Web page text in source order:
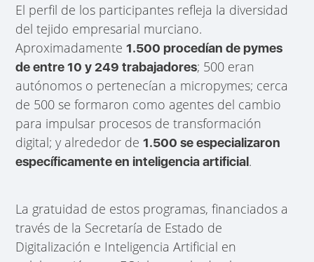
El perfil de los participantes refleja la diversidad
del tejido empresarial murciano.
Aproximadamente1.500 procedían de pymes
de entre 10 y 249 trabajadores; 500 eran
autónomos o pertenecían a micropymes; cerca
de 500 se formaron como agentes del cambio
para impulsar procesos de transformación
digital; y alrededor de1.500 se especializaron
específicamente en inteligencia artificial.
La gratuidad de estos programas, financiados a
través de la Secretaría de Estado de
Digitalización e Inteligencia Artificial en